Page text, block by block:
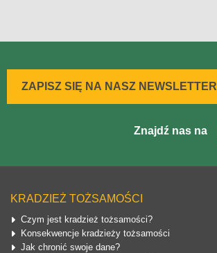
ZAPISZ SIĘ NA NASZ NEWSLETTER
Znajdź nas na
KRADZIEŻ TOŻSAMOŚCI
Czym jest kradzież tożsamości?
Konsekwencje kradzieży tożsamości
Jak chronić swoje dane?